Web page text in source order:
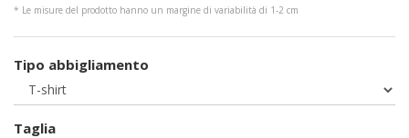
* Le misure del prodotto hanno un margine di variabilità di 1-2 cm
Tipo abbigliamento
Taglia